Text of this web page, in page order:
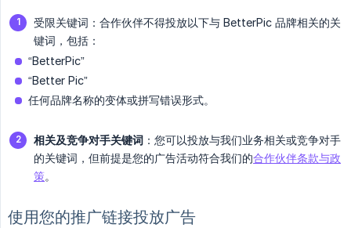
受限关键词：合作伙伴不得投放以下与 BetterPic 品牌相关的关
键词，包括：
“BetterPic”
“Better Pic”
任何品牌名称的变体或拼写错误形式。
相关及竞争对手关键词 ：您可以投放与我们业务相关或竞争对手
的关键词，但前提是您的广告活动符合我们的合作伙伴条款与政
策。
使用您的推广链接投放广告